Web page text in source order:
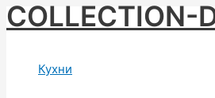
Skip
to
COLLECTION-
Кухни